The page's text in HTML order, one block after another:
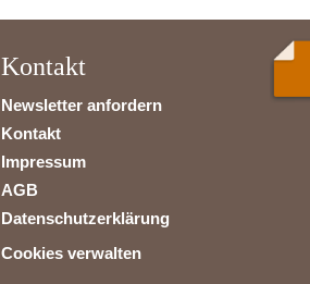
Kontakt
Newsletter anfordern
Kontakt
Impressum
AGB
Datenschutzerklärung
Cookies verwalten